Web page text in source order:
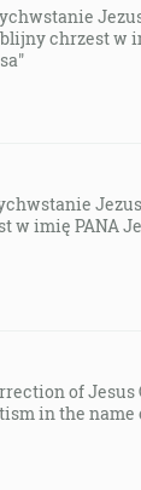
chrzest w
w imię PANA
of Jesus
in the name